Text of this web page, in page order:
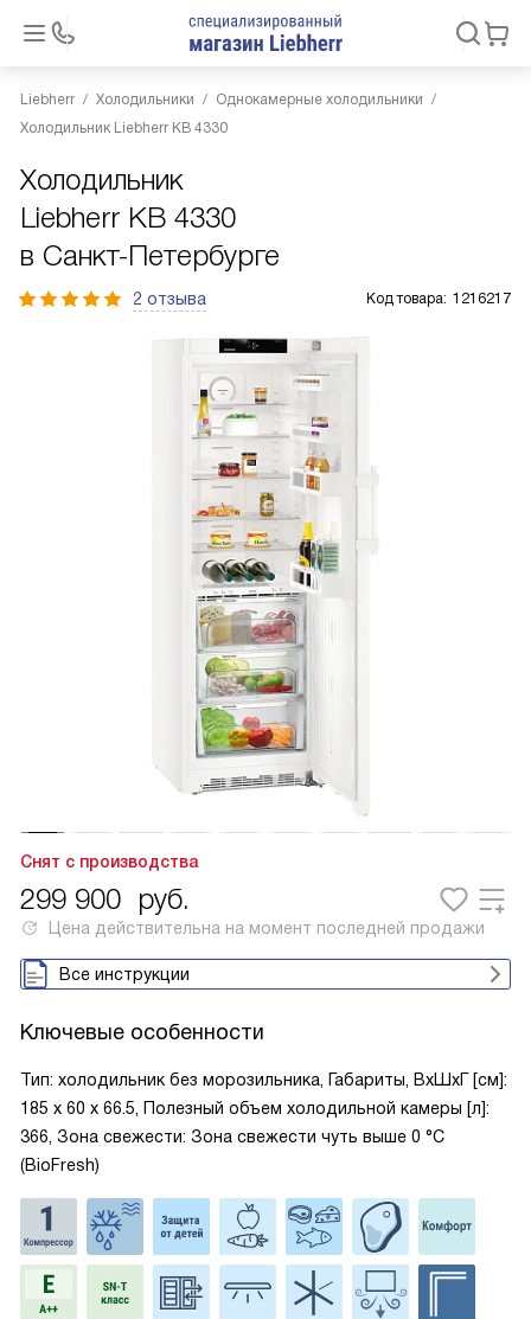
Liebherr Холодильники
Однокамерные холодильники
Холодильник Liebherr KB 4330
Холодильник
Liebherr KB 4330
в Санкт-Петербурге
2 отзыва Код товара: 1216217
Снят с производства
299 900 руб.
Цена действительна на момент последней продажи
Все инструкции
Ключевые особенности
Тип: холодильник без морозильника, Габариты, ВxШxГ [см]:
185 х 60 х 66.5, Полезный объем холодильной камеры [л]:
366, Зона свежести: Зона свежести чуть выше 0 °С
(BioFresh)